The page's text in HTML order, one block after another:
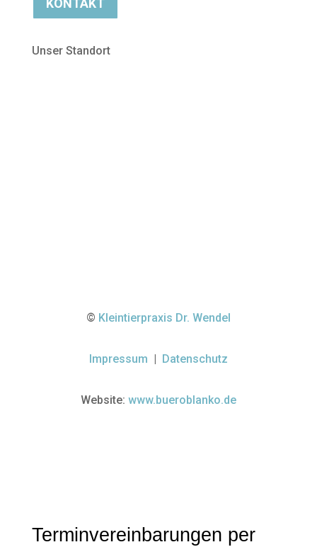
KONTAKT
Unser Standort
© Kleintierpraxis Dr. Wendel
Impressum | Datenschutz
Website: www.bueroblanko.de
Terminvereinbarungen per